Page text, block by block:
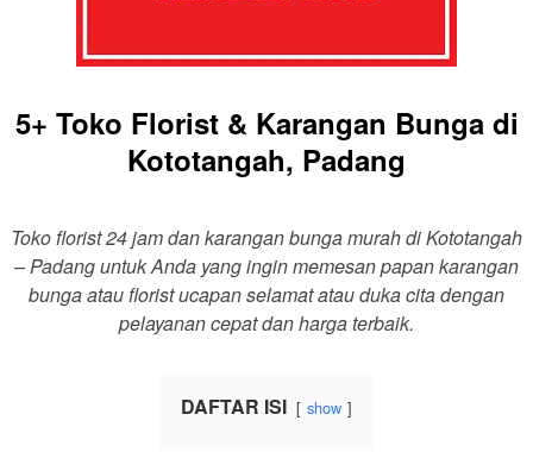
5+ Toko Florist & Karangan Bunga di
Kototangah, Padang
Toko florist 24 jam dan karangan bunga murah di Kototangah
– Padang untuk Anda yang ingin memesan papan karangan
bunga atau florist ucapan selamat atau duka cita dengan
pelayanan cepat dan harga terbaik.
DAFTAR ISI show